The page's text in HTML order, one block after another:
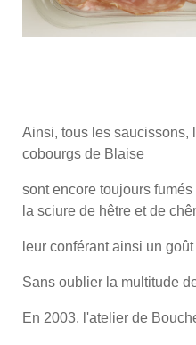
Ainsi, tous les saucissons,
cobourgs de Blaise
sont encore toujours
la sciure de hêtre et de
leur conférant ainsi un
Sans oublier la multitude
En 2003, l'atelier de